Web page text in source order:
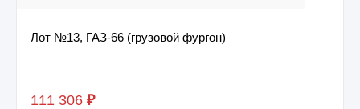
Лот №13, ГАЗ-66 (грузовой фургон)
111 306 ₽